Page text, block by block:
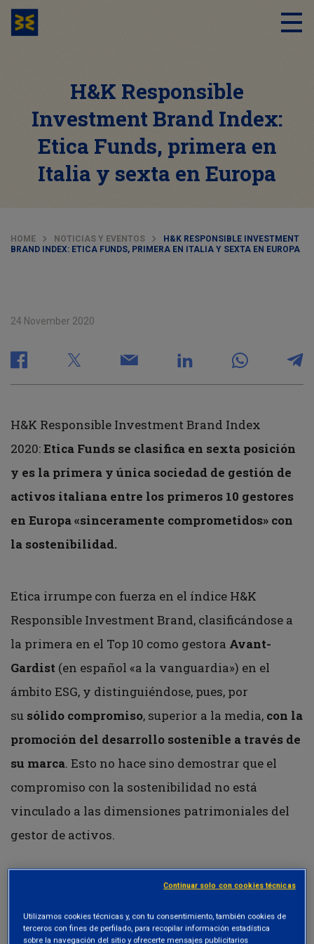
H&K Responsible
Investment Brand Index:
Etica Funds, primera en
Italia y sexta en Europa
HOME NOTICIAS Y EVENTOS
H&K RESPONSIBLE INVESTMENT
BRAND INDEX: ETICA FUNDS, PRIMERA EN ITALIA Y SEXTA EN EUROPA
24 November 2020
H&K Responsible Investment Brand Index
2020:Etica Funds se clasifica en sexta posición
y es la primera y única sociedad de gestión de
activos italiana entre los primeros 10 gestores
en Europa «sinceramente comprometidos» con
la sostenibilidad.
Etica irrumpe con fuerza en el índice H&K
Responsible Investment Brand, clasificándose a
la primera en el Top 10 como gestora Avant-
Gardist (en español «a la vanguardia») en el
ámbito ESG, y distinguiéndose, pues, por
su sólido compromiso, superior a la media, con la
promoción del desarrollo sostenible a través de
su marca. Esto no hace sino demostrar que el
compromiso con la sostenibilidad no está
vinculado a las dimensiones patrimoniales del
gestor de activos.
Además, Etica conquista elprimer escalón del
podio en el sur de Europay queda segunda entre
lasboutiquesfinancieras (los gestores de activos
Utilizamos cookies técnicas y, con tu consentimiento, también cookies de
terceros con fines de perfilado, para recopilar información estadística
sobre la navegación del sitio y ofrecerte mensajes publicitarios
Continuar solo con cookies técnicas